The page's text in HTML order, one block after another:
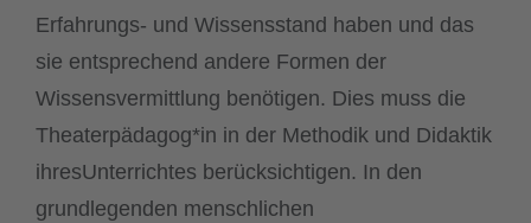
Erfahrungs- und Wissensstand haben und das
sie entsprechend andere Formen der
Wissensvermittlung benötigen. Dies muss die
Theaterpädagog*in in der Methodik und Didaktik
ihresUnterrichtes berücksichtigen. In den
grundlegenden menschlichen